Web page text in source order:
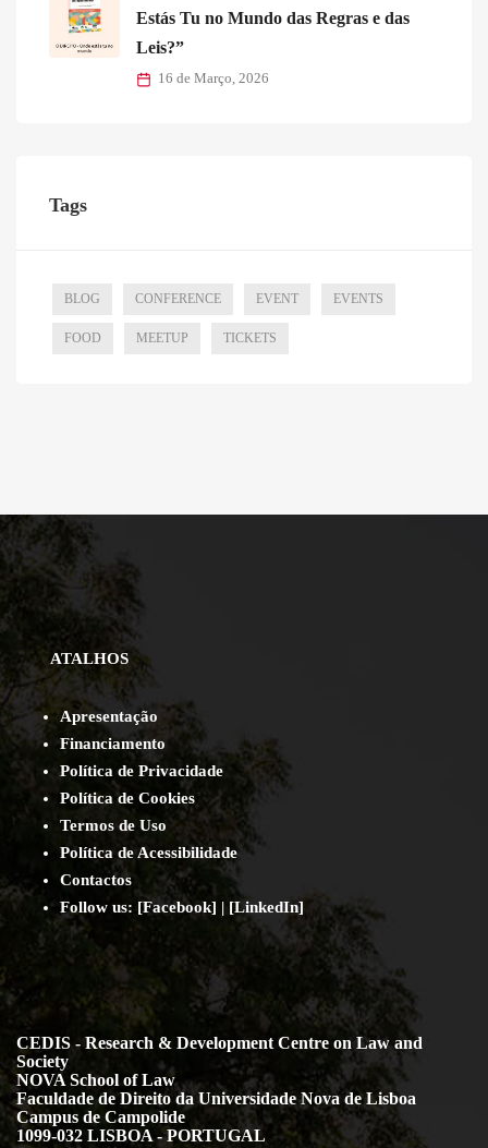
Estás Tu no Mundo das Regras e das
Leis?”
16 de Março, 2026
Tags
BLOG CONFERENCE EVENT EVENTS
FOOD MEETUP TICKETS
ATALHOS
Apresentação
Financiamento
Política de Privacidade
Política de Cookies
Termos de Uso
Política de Acessibilidade
Contactos
Follow us: [Facebook] | [LinkedIn]
CEDIS - Research & Development Centre on Law and
Society
NOVA School of Law
Faculdade de Direito da Universidade Nova de Lisboa
Campus de Campolide
1099-032 LISBOA - PORTUGAL